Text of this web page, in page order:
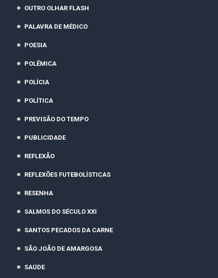
OUTRO OLHAR FLASH
PALAVRA DE MÉDICO
POESIA
POLÊMICA
POLÍCIA
POLÍTICA
PREVISÃO DO TEMPO
PUBLICIDADE
REFLEXÃO
REFLEXÕES FUTEBOLÍSTICAS
RESENHA
SALMOS DO SÉCULO XXI
SANTOS PECADOS DA CARNE
SÃO JOÃO DE AMARGOSA
SAÚDE